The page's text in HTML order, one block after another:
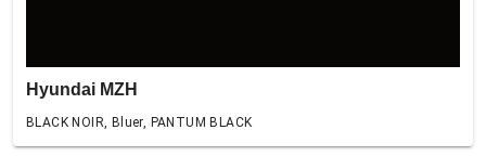
Hyundai MZH
BLACK NOIR, Bluer, PANTUM BLACK